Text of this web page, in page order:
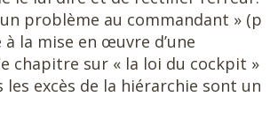
problème au commandant » (p
la mise en œuvre d’une
chapitre sur « la loi du cockpit »
les excès de la hiérarchie sont un